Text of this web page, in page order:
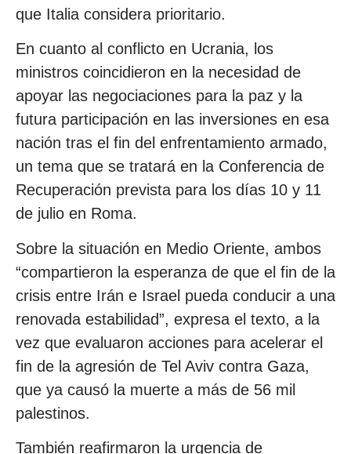
que Italia considera prioritario.
En cuanto al conflicto en Ucrania, los
ministros coincidieron en la necesidad de
apoyar las negociaciones para la paz y la
futura participación en las inversiones en esa
nación tras el fin del enfrentamiento armado,
un tema que se tratará en la Conferencia de
Recuperación prevista para los días 10 y 11
de julio en Roma.
Sobre la situación en Medio Oriente, ambos
“compartieron la esperanza de que el fin de la
crisis entre Irán e Israel pueda conducir a una
renovada estabilidad”, expresa el texto, a la
vez que evaluaron acciones para acelerar el
fin de la agresión de Tel Aviv contra Gaza,
que ya causó la muerte a más de 56 mil
palestinos.
También reafirmaron la urgencia de